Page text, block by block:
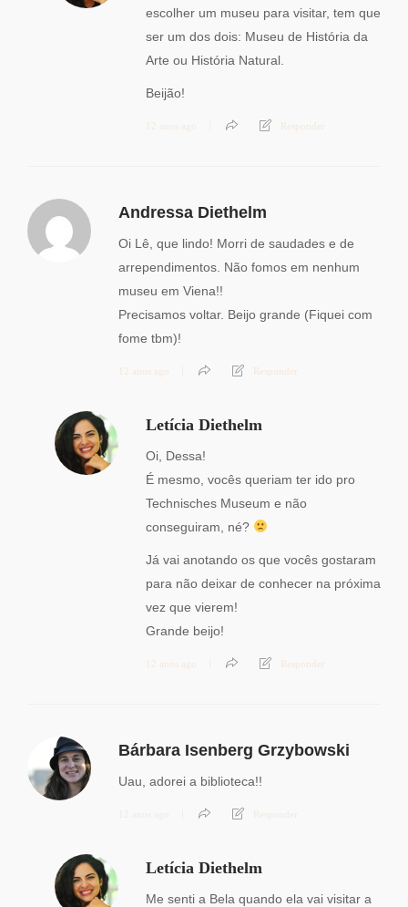
escolher um museu para visitar, tem que
ser um dos dois: Museu de História da
Arte ou História Natural.
Beijão!
12 anos ago Responder
Andressa Diethelm
Oi Lê, que lindo! Morri de saudades e de
arrependimentos. Não fomos em nenhum
museu em Viena!!
Precisamos voltar. Beijo grande (Fiquei com
fome tbm)!
12 anos ago Responder
Letícia Diethelm
Oi, Dessa!
É mesmo, vocês queriam ter ido pro
Technisches Museum e não
conseguiram, né?
Já vai anotando os que vocês gostaram
para não deixar de conhecer na próxima
vez que vierem!
Grande beijo!
12 anos ago Responder
Bárbara Isenberg Grzybowski
Uau, adorei a biblioteca!!
12 anos ago Responder
Letícia Diethelm
Me senti a Bela quando ela vai visitar a